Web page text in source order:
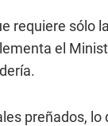
requiere sólo
el
preñados, lo